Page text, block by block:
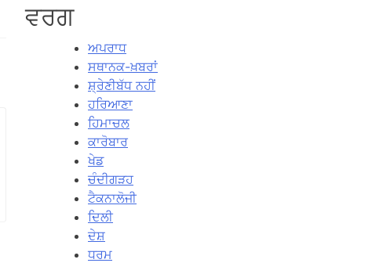
ਵਰਗ
ਅਪਰਾਧ
ਸਥਾਨਕ-ਖ਼ਬਰਾਂ
ਸ਼੍ਰੇਣੀਬੱਧ ਨਹੀਂ
ਹਰਿਆਣਾ
ਹਿਮਾਚਲ
ਕਾਰੋਬਾਰ
ਖੇਡ
ਚੰਦੀਗੜਹ
ਟੈਕਨਾਲੋਜੀ
ਦਿਲੀ
ਦੇਸ਼
ਧਰਮ